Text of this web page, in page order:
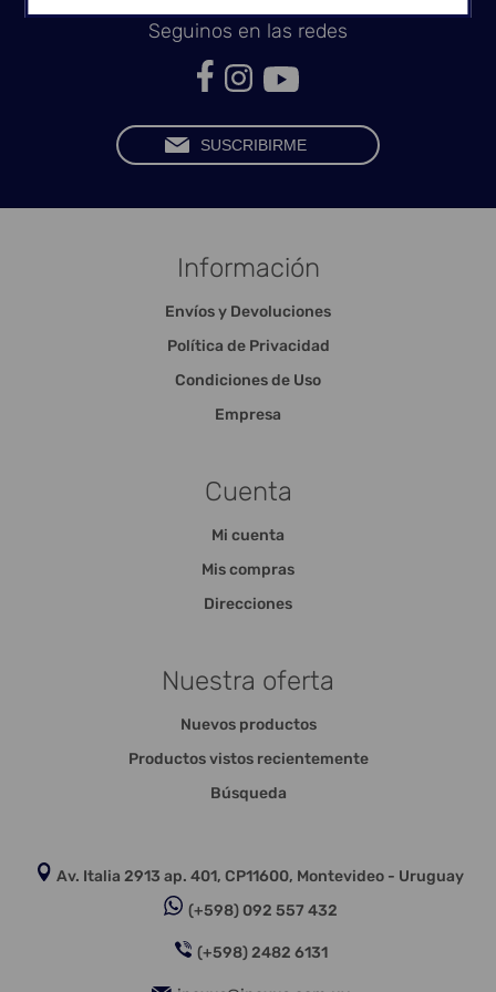
Seguinos en las redes
Información
Envíos y Devoluciones
Política de Privacidad
Condiciones de Uso
Empresa
Cuenta
Mi cuenta
Mis compras
Direcciones
Nuestra oferta
Nuevos productos
Productos vistos recientemente
Búsqueda
Av. Italia 2913 ap. 401, CP11600, Montevideo - Uruguay
(+598) 092 557 432
(+598) 2482 6131